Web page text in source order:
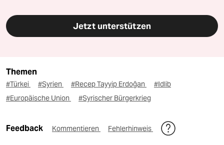
Jetzt unterstützen
Themen
#Türkei #Syrien #Recep Tayyip Erdoğan
#Idlib
#Europäische Union
#Syrischer Bürgerkrieg
Feedback Kommentieren Fehlerhinweis